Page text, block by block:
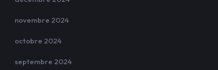
novembre 2024
octobre 2024
septembre 2024